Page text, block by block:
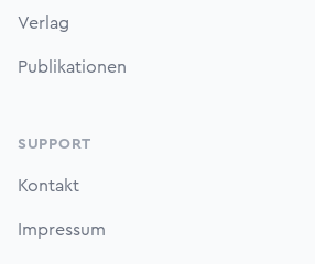
Verlag
Publikationen
SUPPORT
Kontakt
Impressum